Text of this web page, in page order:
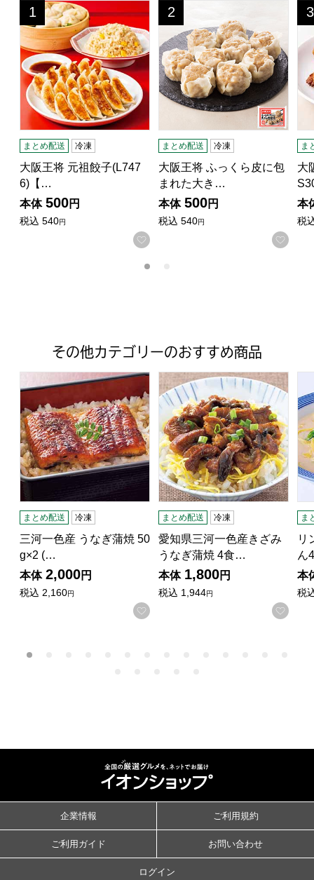
大阪王将 元祖餃子(L7476)【サクワ】
1
位
まとめ配送 冷凍
大阪王将 元祖餃子(L747
6)【…
本体 500円
税込 540円
お気に入りに登録する
大阪王将 ふっくら皮に包ま
2
位
まとめ配送 冷凍
大阪王将 ふっくら皮に包
まれた大き…
本体 500円
税込 540円
お気
3
位
ま
大
本
税
その他カテゴリーのおすすめ商品
三河一色産 うなぎ蒲焼 50g×2 (L3785)【サクワ】
まとめ配送 冷凍
三河一色産 うなぎ蒲焼 50
g×2 (…
本体 2,000円
税込 2,160円
お気に入りに登録する
愛知県三河一色産きざみうな
まとめ配送 冷凍
愛知県三河一色産きざみ
うなぎ蒲焼 4食…
本体 1,800円
税込 1,944円
お気
ま
リ
ん
本
税
企業情報 ご利用規約
ご利用ガイド お問い合わせ
ログイン